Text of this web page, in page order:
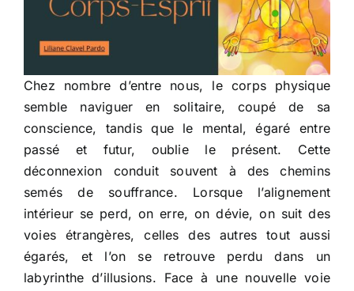
Chez nombre d’entre nous, le corps physique
semble naviguer en solitaire, coupé de sa
conscience, tandis que le mental, égaré entre
passé et futur, oublie le présent. Cette
déconnexion conduit souvent à des chemins
semés de souffrance. Lorsque l’alignement
intérieur se perd, on erre, on dévie, on suit des
voies étrangères, celles des autres tout aussi
égarés, et l’on se retrouve perdu dans un
labyrinthe d’illusions. Face à une nouvelle voie